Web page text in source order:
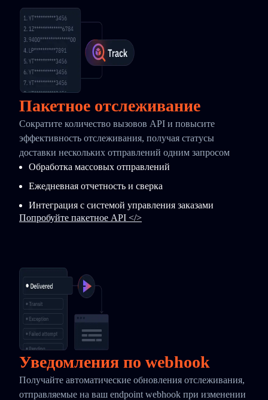
Пакетное отслеживание
Сократите количество вызовов API и повысите
эффективность отслеживания, получая статусы
доставки нескольких отправлений одним запросом
Обработка массовых отправлений
Ежедневная отчетность и сверка
Интеграция с системой управления заказами
Попробуйте пакетное API </>
Уведомления по webhook
Получайте автоматические обновления отслеживания,
отправляемые на ваш endpoint webhook при изменении